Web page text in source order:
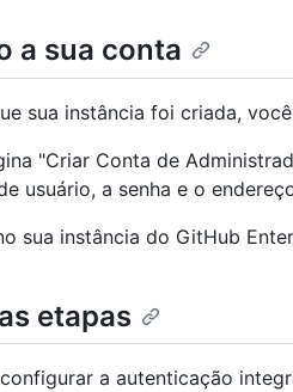
a sua conta
sua instância foi criada,
"Criar Conta de
usuário, a senha e o
sua instância do GitHub
etapas
a autenticação